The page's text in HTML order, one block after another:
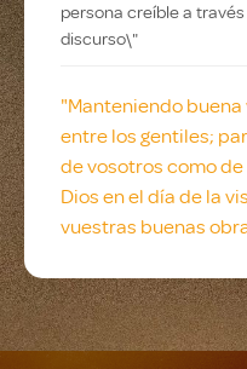
persona creíble a
discurso\"
"Manteniendo
entre los gentiles;
de vosotros como
Dios en el día de la
vuestras buenas